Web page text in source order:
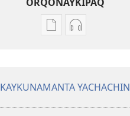
Kaypi
Bibliamanta
Kaypin
¿Imakunatan
KAYKUNAMANTA YACHACHIN